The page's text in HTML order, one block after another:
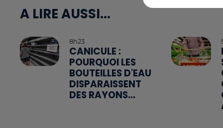
A LIRE AUSSI...
8h23
CANICULE :
POURQUOI LES
BOUTEILLES D'EAU
DISPARAISSENT
DES RAYONS...